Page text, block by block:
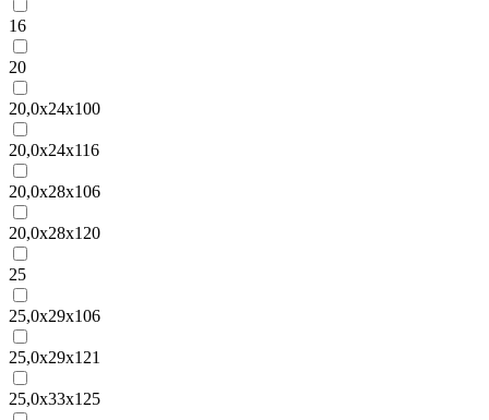
16
20
20,0x24x100
20,0x24x116
20,0x28x106
20,0x28x120
25
25,0x29x106
25,0x29x121
25,0x33x125